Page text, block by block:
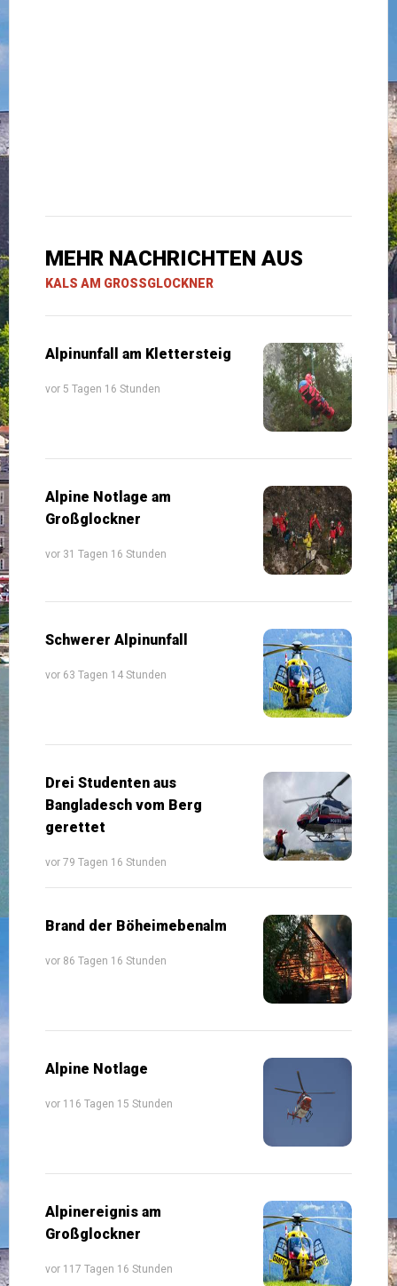
MEHR NACHRICHTEN AUS
KALS AM GROSSGLOCKNER
Alpinunfall am Klettersteig
vor 5 Tagen 16 Stunden
Alpine Notlage am
Großglockner
vor 31 Tagen 16 Stunden
Schwerer Alpinunfall
vor 63 Tagen 14 Stunden
Drei Studenten aus
Bangladesch vom Berg
gerettet
vor 79 Tagen 16 Stunden
Brand der Böheimebenalm
vor 86 Tagen 16 Stunden
Alpine Notlage
vor 116 Tagen 15 Stunden
Alpinereignis am
Großglockner
vor 117 Tagen 16 Stunden